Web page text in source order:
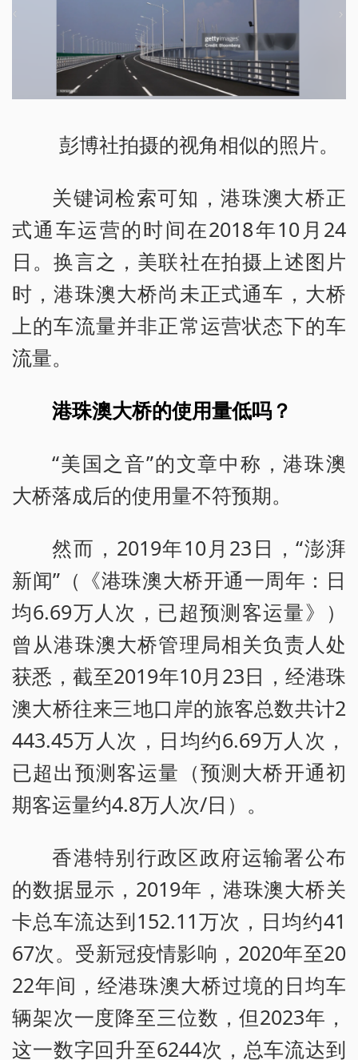
彭博社拍摄的视角相似的照片。
关键词检索可知，港珠澳大桥正
式通车运营的时间在2018年10月24
日。换言之，美联社在拍摄上述图片
时，港珠澳大桥尚未正式通车，大桥
上的车流量并非正常运营状态下的车
流量。
港珠澳大桥的使用量低吗？
“美国之音”的文章中称，港珠澳
大桥落成后的使用量不符预期。
然而，2019年10月23日，“澎湃
新闻”（《港珠澳大桥开通一周年：日
均6.69万人次，已超预测客运量》）
曾从港珠澳大桥管理局相关负责人处
获悉，截至2019年10月23日，经港珠
澳大桥往来三地口岸的旅客总数共计2
443.45万人次，日均约6.69万人次，
已超出预测客运量（预测大桥开通初
期客运量约4.8万人次/日）。
香港特别行政区政府运输署公布
的数据显示，2019年，港珠澳大桥关
卡总车流达到152.11万次，日均约41
67次。受新冠疫情影响，2020年至20
22年间，经港珠澳大桥过境的日均车
辆架次一度降至三位数，但2023年，
这一数字回升至6244次，总车流达到